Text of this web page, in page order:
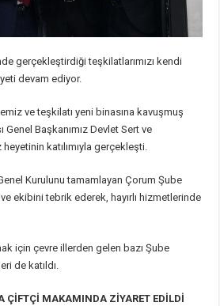
gerçekleştirdiği teşkilatlarımızı kendi
devam ediyor.
ve teşkilatı yeni binasına kavuşmuş
Genel Başkanımız Devlet Sert ve
katılımıyla gerçekleşti.
Kurulunu tamamlayan Çorum Şube
ekibini tebrik ederek, hayırlı hizmetlerinde
için çevre illerden gelen bazı Şube
de katıldı.
ÇİFTÇİ MAKAMINDA ZİYARET EDİLDİ